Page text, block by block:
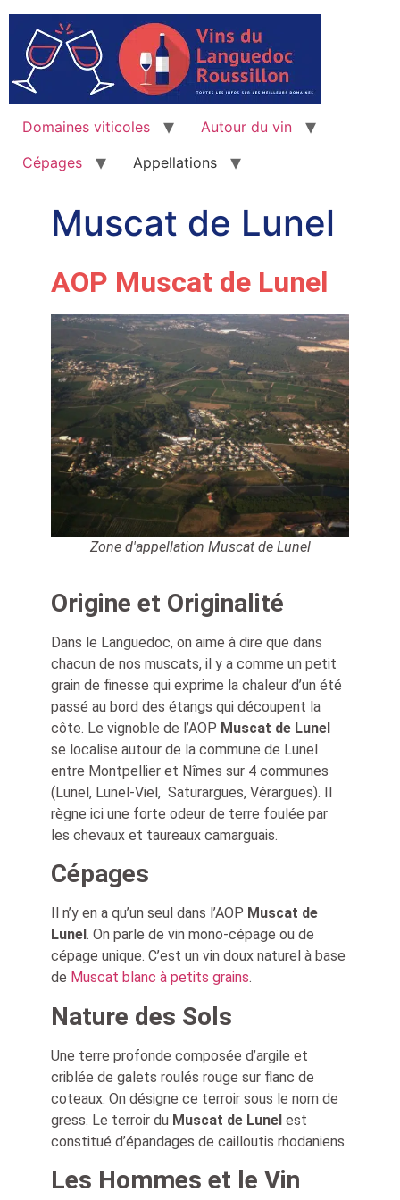
Domaines viticoles
Autour du vin
Cépages
Appellations
Muscat de Lunel
AOP Muscat de Lunel
Zone d'appellation Muscat de Lunel
Origine et Originalité
Dans le Languedoc, on aime à dire que dans
chacun de nos muscats, il y a comme un petit
grain de finesse qui exprime la chaleur d’un été
passé au bord des étangs qui découpent la
côte. Le vignoble de l’AOP Muscat de Lunel
se localise autour de la commune de Lunel
entre Montpellier et Nîmes sur 4 communes
(Lunel, Lunel-Viel, Saturargues, Vérargues). Il
règne ici une forte odeur de terre foulée par
les chevaux et taureaux camarguais.
Cépages
Il n’y en a qu’un seul dans l’AOP Muscat de
Lunel. On parle de vin mono-cépage ou de
cépage unique. C’est un vin doux naturel à base
de Muscat blanc à petits grains.
Nature des Sols
Une terre profonde composée d’argile et
criblée de galets roulés rouge sur flanc de
coteaux. On désigne ce terroir sous le nom de
gress. Le terroir du Muscat de Lunel est
constitué d’épandages de cailloutis rhodaniens.
Les Hommes et le Vin